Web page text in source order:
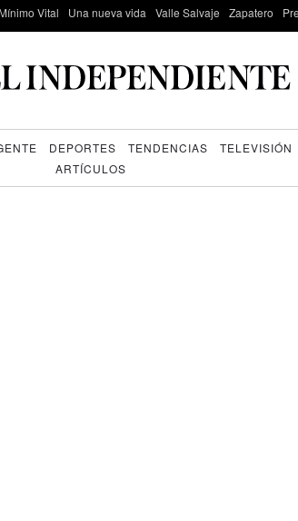
Vital Una nueva vida Valle Salvaje Zapatero
DEPORTES TENDENCIAS TELEVISIÓN
ARTÍCULOS